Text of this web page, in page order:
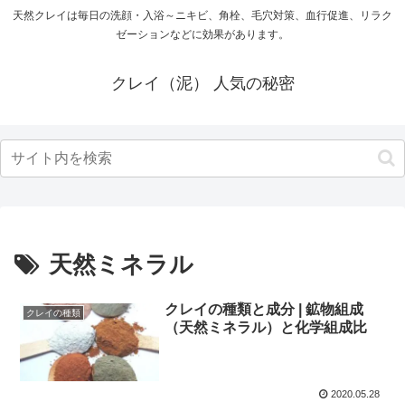
天然クレイは毎日の洗顔・入浴～ニキビ、角栓、毛穴対策、血行促進、リラク
ゼーションなどに効果があります。
クレイ（泥） 人気の秘密
天然ミネラル
クレイの種類
クレイの種類と成分 | 鉱物組成
（天然ミネラル）と化学組成比
2020.05.28